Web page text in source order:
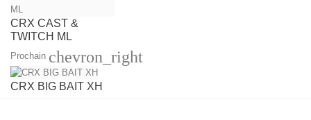
CRX CAST &
TWITCH ML
Prochain chevron_right
CRX BIG BAIT XH